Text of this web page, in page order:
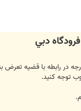
دبي
در رابطه با قضیه
توجه کنید.